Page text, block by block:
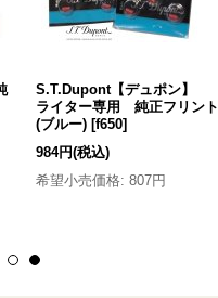
S.T.Dupont【デュポン】
ライター専用 純正フリント
(ブルー) [f650]
984円(税込)
希望小売価格: 807円